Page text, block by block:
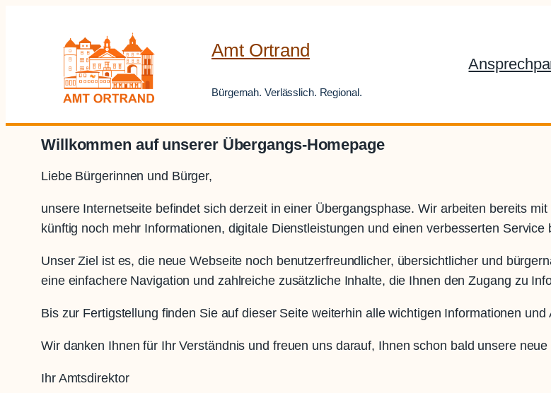
Amt Ortrand
Bürgernah. Verlässlich. Regional.
Willkommen auf unserer Übergangs-Homepage
Liebe Bürgerinnen und Bürger,
unsere Internetseite befindet sich derzeit in einer Übergangsphase. Wir arbeiten bereits
künftig noch mehr Informationen, digitale Dienstleistungen und einen verbesserten Service
Unser Ziel ist es, die neue Webseite noch benutzerfreundlicher, übersichtlicher und
eine einfachere Navigation und zahlreiche zusätzliche Inhalte, die Ihnen den Zugang zu
Bis zur Fertigstellung finden Sie auf dieser Seite weiterhin alle wichtigen Informationen und
Wir danken Ihnen für Ihr Verständnis und freuen uns darauf, Ihnen schon bald unsere
Ihr Amtsdirektor